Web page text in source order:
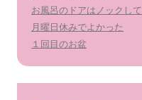
お風呂のドアはノックして
月曜日休みでよかった
１回目のお盆